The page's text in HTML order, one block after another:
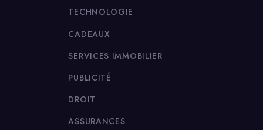
TECHNOLOGIE
CADEAUX
SERVICES IMMOBILIER
PUBLICITÉ
DROIT
ASSURANCES